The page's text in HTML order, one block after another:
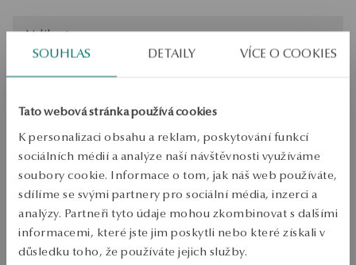
SOUHLAS DETAILY VÍCE O COOKIES
Tato webová stránka používá cookies
K personalizaci obsahu a reklam, poskytování funkcí
sociálních médií a analýze naší návštěvnosti využíváme
soubory cookie. Informace o tom, jak náš web používáte,
sdílíme se svými partnery pro sociální média, inzerci a
analýzy. Partneři tyto údaje mohou zkombinovat s dalšími
informacemi, které jste jim poskytli nebo které získali v
důsledku toho, že používáte jejich služby.
Velikost
45
Není k dispozici online
PRODUKT NENÍ K DISPOZICI ONLINE
Ověřte si dostupnost na prodejně
Odeslání:
Doprava zdarma od 1700 Kč
Bezplatné vrácení až do 100 dnů v YES Clubu
PODROBNOSTI